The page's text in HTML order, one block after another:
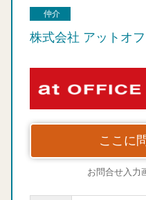
仲介
株式会社 アットオ
ここに
お問合せ入力